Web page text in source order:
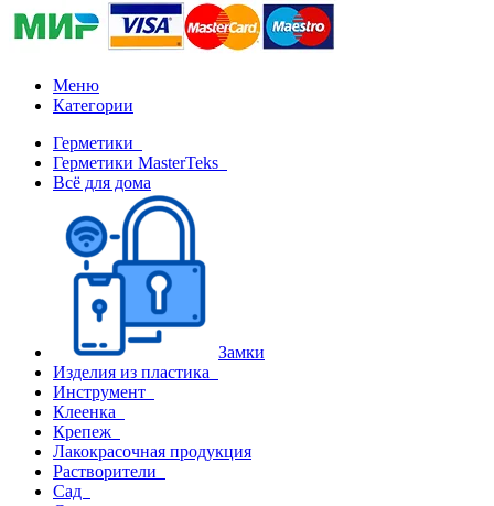
Меню
Категории
Герметики
Герметики MasterTeks
Всё для дома
Замки
Изделия из пластика
Инструмент
Клеенка
Крепеж
Лакокрасочная продукция
Растворители
Сад